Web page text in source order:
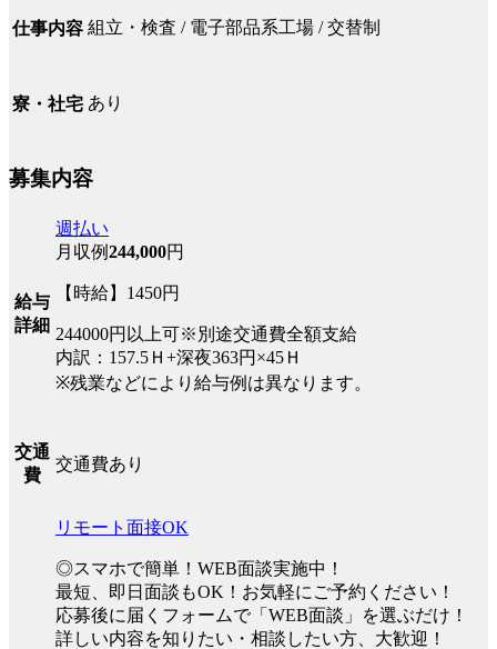
仕事内容 組立・検査 / 電子部品系工場 / 交替制
寮・社宅 あり
募集内容
給与
詳細
週払い
月収例244,000円
【時給】1450円
244000円以上可※別途交通費全額支給
内訳：157.5Ｈ+深夜363円×45Ｈ
※残業などにより給与例は異なります。
交通
費
交通費あり
リモート面接OK
◎スマホで簡単！WEB面談実施中！
最短、即日面談もOK！お気軽にご予約ください！
応募後に届くフォームで「WEB面談」を選ぶだけ！
詳しい内容を知りたい・相談したい方、大歓迎！